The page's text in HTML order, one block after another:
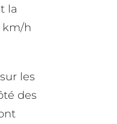
la
km/h
les
des